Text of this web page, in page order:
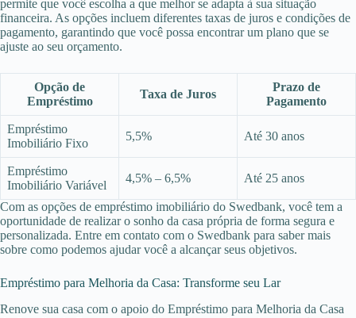
permite que você escolha a que melhor se adapta à sua situação
financeira. As opções incluem diferentes taxas de juros e condições de
pagamento, garantindo que você possa encontrar um plano que se
ajuste ao seu orçamento.
Opção de
Empréstimo
Taxa de Juros
Prazo de
Pagamento
Empréstimo
Imobiliário Fixo
5,5% Até 30 anos
Empréstimo
Imobiliário Variável
4,5% – 6,5% Até 25 anos
Com as opções de empréstimo imobiliário do Swedbank, você tem a
oportunidade de realizar o sonho da casa própria de forma segura e
personalizada. Entre em contato com o Swedbank para saber mais
sobre como podemos ajudar você a alcançar seus objetivos.
Empréstimo para Melhoria da Casa: Transforme seu Lar
Renove sua casa com o apoio do Empréstimo para Melhoria da Casa